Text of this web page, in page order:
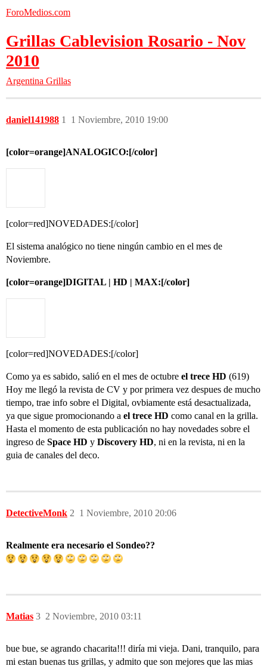
ForoMedios.com
Grillas Cablevision Rosario - Nov
2010
Argentina Grillas
daniel141988 1 Noviembre, 2010 19:00
1
[color=orange]ANALOGICO:[/color]
[color=red]NOVEDADES:[/color]
El sistema analógico no tiene ningún cambio en el mes de
Noviembre.
[color=orange]DIGITAL | HD | MAX:[/color]
[color=red]NOVEDADES:[/color]
Como ya es sabido, salió en el mes de octubre el trece HD (619)
Hoy me llegó la revista de CV y por primera vez despues de mucho
tiempo, trae info sobre el Digital, ovbiamente está desactualizada,
ya que sigue promocionando a el trece HD como canal en la grilla.
Hasta el momento de esta publicación no hay novedades sobre el
ingreso de Space HD y Discovery HD, ni en la revista, ni en la
guia de canales del deco.
DetectiveMonk 1 Noviembre, 2010 20:06
2
Realmente era necesario el Sondeo??
Matias 2 Noviembre, 2010 03:11
3
bue bue, se agrando chacarita!!! diría mi vieja. Dani, tranquilo, para
mi estan buenas tus grillas, y admito que son mejores que las mias